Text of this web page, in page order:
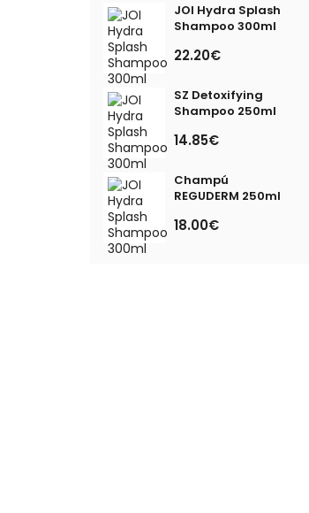
JOI Hydra Splash
Shampoo 300ml
22.20€
SZ Detoxifying
Shampoo 250ml
14.85€
Champú
REGUDERM 250ml
18.00€